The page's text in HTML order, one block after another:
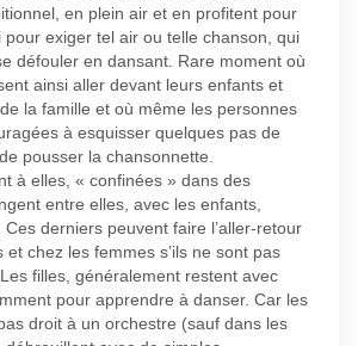
en plein air et en profitent pour
pour exiger tel air ou telle chanson, qui
défouler en dansant. Rare moment où
ainsi aller devant leurs enfants et
la famille et où même les personnes
à esquisser quelques pas de
pousser la chansonnette.
à elles, « confinées » dans des
entre elles, avec les enfants,
derniers peuvent faire l’aller-retour
et chez les femmes s’ils ne sont pas
filles, généralement restent avec
pour apprendre à danser. Car les
droit à un orchestre (sauf dans les